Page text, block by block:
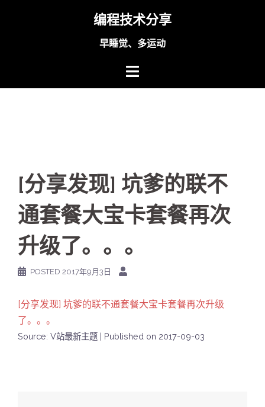
编程技术分享
早睡觉、多运动
[分享发现] 坑爹的联不
通套餐大宝卡套餐再次
升级了。。。
POSTED 2017年9月3日
[分享发现] 坑爹的联不通套餐大宝卡套餐再次升级
了。。。
Source: V站最新主题 Published on 2017-09-03